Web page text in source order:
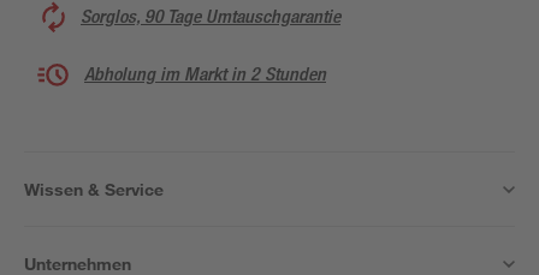
Sorglos, 90 Tage Umtauschgarantie
Abholung im Markt in 2 Stunden
Wissen & Service
Unternehmen